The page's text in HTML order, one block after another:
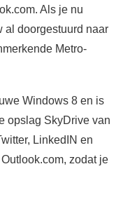
Als je nu
al doorgestuurd naar
Metro-
Windows 8 en is
opslag SkyDrive van
LinkedIN en
zodat je